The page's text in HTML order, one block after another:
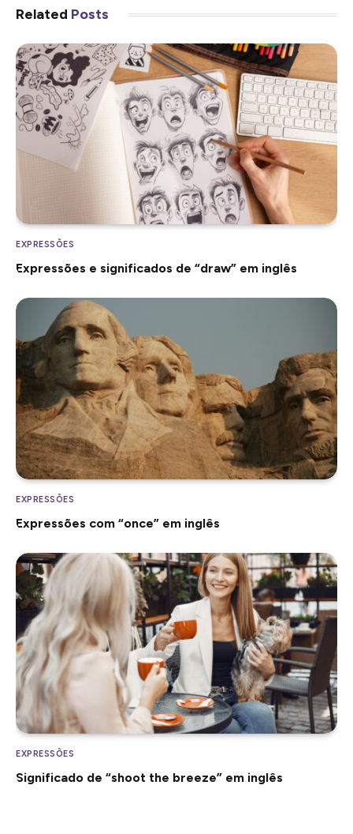
Related Posts
EXPRESSÕES
Expressões e significados de “draw” em inglês
EXPRESSÕES
Expressões com “once” em inglês
EXPRESSÕES
Significado de “shoot the breeze” em inglês